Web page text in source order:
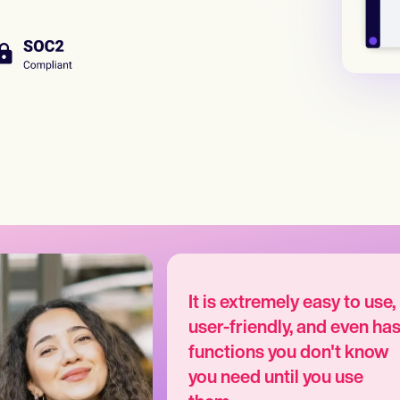
It is extremely easy to use,
user-friendly, and even has
functions you don't know
you need until you use